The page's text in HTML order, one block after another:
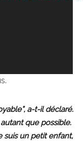
a-t-il déclaré.
autant que possible.
suis un petit enfant,